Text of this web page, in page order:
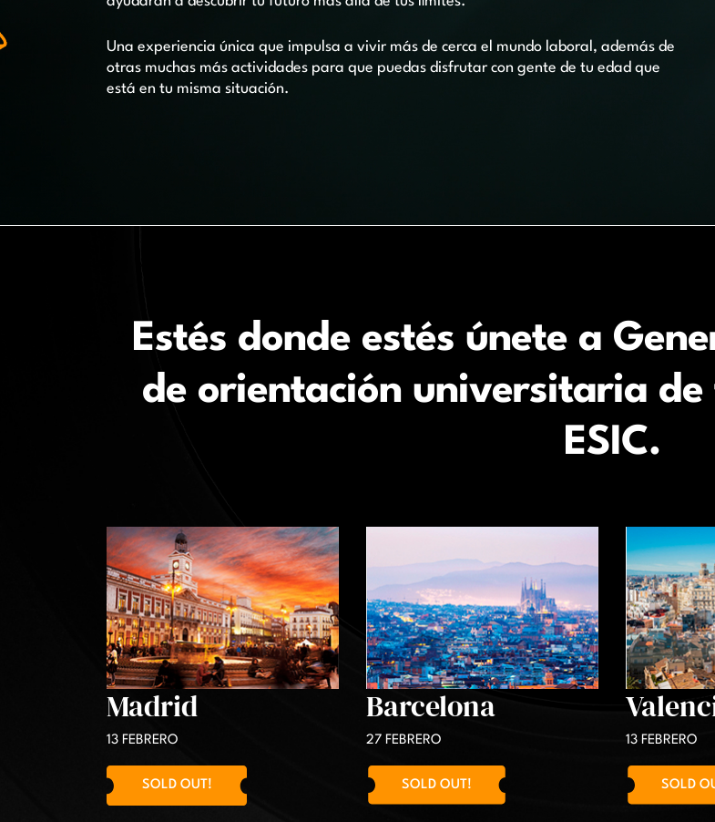
Una experiencia única que impulsa a vivir más de cerca el mundo laboral, además de
otras muchas más actividades para que puedas disfrutar con gente de tu edad que
está en tu misma situación.
Estés donde estés únete a
de orientación universitaria de
ESIC.
Madrid
13 FEBRERO
SOLD OUT!
Barcelona
27 FEBRERO
SOLD OUT!
13 FEBRERO
SOLD